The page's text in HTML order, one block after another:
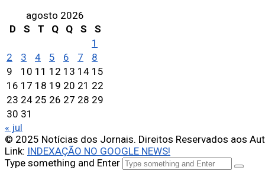
agosto 2026
D
S T Q Q S
S
1
2
3 4 5 6 7
8
9
10 11 12 13 14 15
16 17 18 19 20 21 22
23 24 25 26 27 28 29
30 31
« jul
© 2025 Notícias dos Jornais. Direitos Reservados aos
Link: INDEXAÇÃO NO GOOGLE NEWS!
Type something and Enter